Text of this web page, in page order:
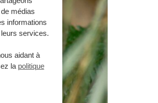
médias
informations
services.
aidant à
la politique